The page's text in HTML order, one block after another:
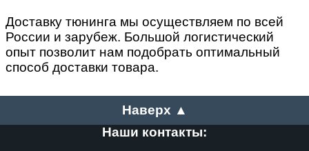
Доставку тюнинга мы осуществляем по всей
России и зарубеж. Большой логистический
опыт позволит нам подобрать оптимальный
способ доставки товара.
Наверх ▲
Наши контакты: